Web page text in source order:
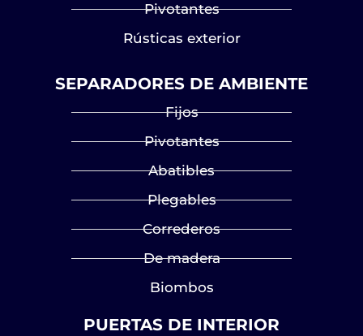
Pivotantes
Rústicas exterior
SEPARADORES DE AMBIENTE
Fijos
Pivotantes
Abatibles
Plegables
Correderos
De madera
Biombos
PUERTAS DE INTERIOR